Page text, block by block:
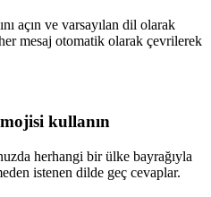
açın ve varsayılan dil olarak
mesaj otomatik olarak çevrilerek
kullanın
herhangi bir ülke bayrağıyla
istenen dilde geç cevaplar.